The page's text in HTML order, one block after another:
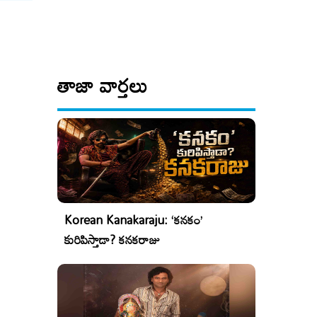
తాజా వార్తలు
Korean Kanakaraju: ‘కనకం’
కురిపిస్తాడా? కనకరాజు